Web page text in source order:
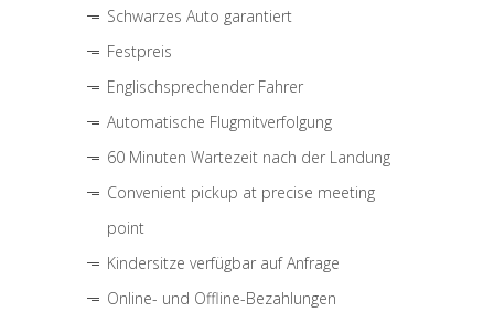
Schwarzes Auto garantiert
Festpreis
Englischsprechender Fahrer
Automatische Flugmitverfolgung
60 Minuten Wartezeit nach der Landung
Convenient pickup at precise meeting
point
Kindersitze verfügbar auf Anfrage
Online- und Offline-Bezahlungen